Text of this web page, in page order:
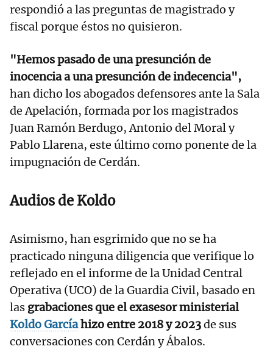
respondió a las preguntas de magistrado y
fiscal porque éstos no quisieron.
"Hemos pasado de una presunción de
inocencia a una presunción de indecencia",
han dicho los abogados defensores ante la Sala
de Apelación, formada por los magistrados
Juan Ramón Berdugo, Antonio del Moral y
Pablo Llarena, este último como ponente de la
impugnación de Cerdán.
Audios de Koldo
Asimismo, han esgrimido que no se ha
practicado ninguna diligencia que verifique lo
reflejado en el informe de la Unidad Central
Operativa (UCO) de la Guardia Civil, basado en
las grabaciones que el exasesor ministerial
Koldo Garcíahizo entre 2018 y 2023de sus
conversaciones con Cerdán y Ábalos.